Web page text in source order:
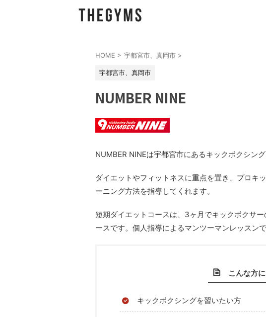
HOME > 宇都宮市、真岡市 >
宇都宮市、真岡市
NUMBER NINE
NUMBER NINEは宇都宮市にあるキックボクシング
ダイエットやフィットネスに重点を置き、プロキ
ーニング方法を指導してくれます。
短期ダイエットコースは、3ヶ月でキックボクサ
ースです。個人指導によるマンツーマンレッスン
こんな方
キックボクシングを習いたい方